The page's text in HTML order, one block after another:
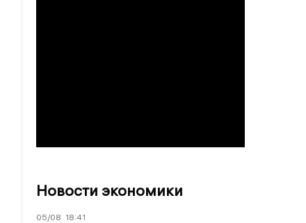
Новости экономики
05/08 18:41